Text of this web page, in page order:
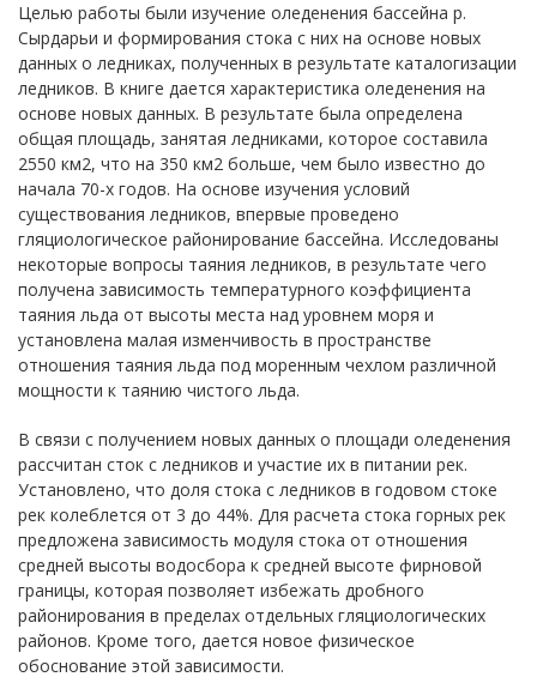
Целью работы были изучение оледенения бассейна р.
Сырдарьи и формирования стока с них на основе новых
данных о ледниках, полученных в результате каталогизации
ледников. В книге дается характеристика оледенения на
основе новых данных. В результате была определена
общая площадь, занятая ледниками, которое составила
2550 км2, что на 350 км2 больше, чем было известно до
начала 70-х годов. На основе изучения условий
существования ледников, впервые проведено
гляциологическое районирование бассейна. Исследованы
некоторые вопросы таяния ледников, в результате чего
получена зависимость температурного коэффициента
таяния льда от высоты места над уровнем моря и
установлена малая изменчивость в пространстве
отношения таяния льда под моренным чехлом различной
мощности к таянию чистого льда.
В связи с получением новых данных о площади оледенения
рассчитан сток с ледников и участие их в питании рек.
Установлено, что доля стока с ледников в годовом стоке
рек колеблется от 3 до 44%. Для расчета стока горных рек
предложена зависимость модуля стока от отношения
средней высоты водосбора к средней высоте фирновой
границы, которая позволяет избежать дробного
районирования в пределах отдельных гляциологических
районов. Кроме того, дается новое физическое
обоснование этой зависимости.